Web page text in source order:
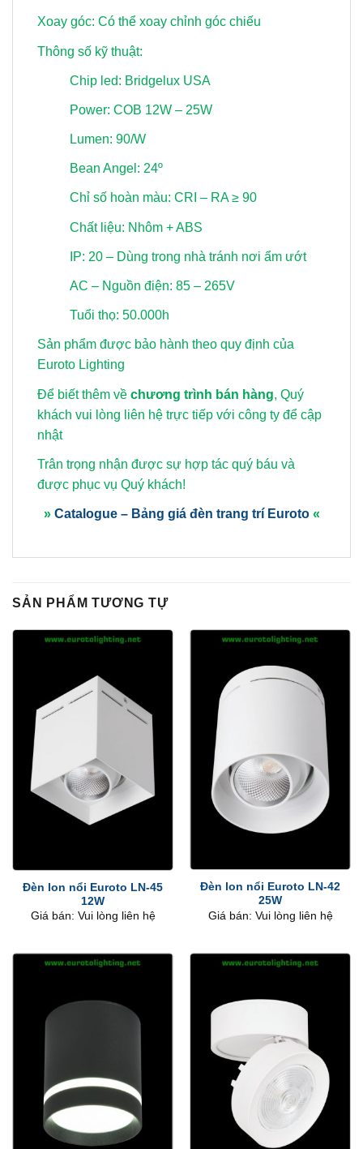
Xoay góc: Có thể xoay chỉnh góc chiếu
Thông số kỹ thuật:
Chip led: Bridgelux USA
Power: COB 12W – 25W
Lumen: 90/W
Bean Angel: 24º
Chỉ số hoàn màu: CRI – RA ≥ 90
Chất liệu: Nhôm + ABS
IP: 20 – Dùng trong nhà tránh nơi ẩm ướt
AC – Nguồn điện: 85 – 265V
Tuổi thọ: 50.000h
Sản phẩm được bảo hành theo quy định của
Euroto Lighting
Để biết thêm về chương trình bán hàng, Quý
khách vui lòng liên hệ trực tiếp với công ty để cập
nhật
Trân trọng nhận được sự hợp tác quý báu và
được phục vụ Quý khách!
» Catalogue – Bảng giá đèn trang trí Euroto «
SẢN PHẨM TƯƠNG TỰ
Đèn lon nổi Euroto LN-45
12W
Giá bán: Vui lòng liên hệ
Đèn lon nổi Euroto LN-42
25W
Giá bán: Vui lòng liên hệ